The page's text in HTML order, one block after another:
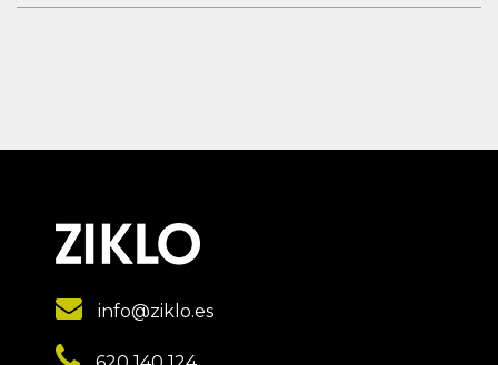
info@ziklo.es